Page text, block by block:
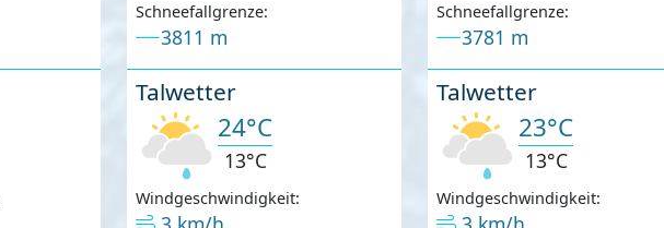
Schneefallgrenze:
3811 m
Talwetter
24°C
13°C
Windgeschwindigkeit:
Schneefallgrenze:
3781 m
Talwetter
23°C
13°C
Windgeschwindigkeit: